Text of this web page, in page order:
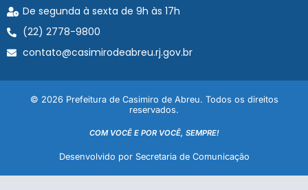
De segunda à sexta de 9h às 17h
(22) 2778-9800
contato@casimirodeabreu.rj.gov.br
© 2026 Prefeitura de Casimiro de Abreu. Todos os direitos
reservados.
COM VOCÊ E POR VOCÊ, SEMPRE!
Desenvolvido por Secretaria de Comunicação